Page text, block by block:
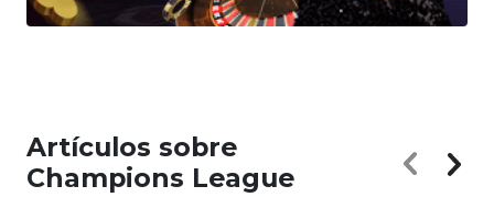
Artículos sobre
Champions League